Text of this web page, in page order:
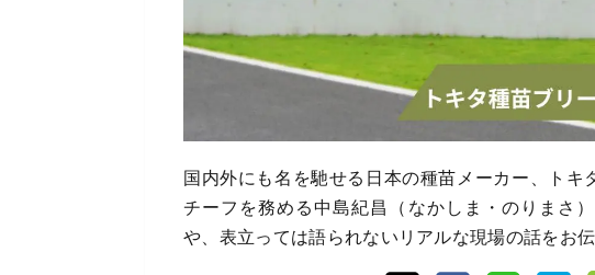
国内外にも名を馳せる日本の種苗メーカー、ト
チーフを務める中島紀昌（なかしま・のりまさ
や、表立っては語られないリアルな現場の話をお伝